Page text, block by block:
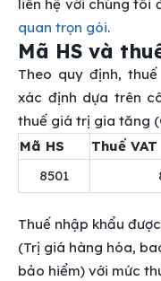
liên hệ với chúng tôi
quan trọn gói.
Mã HS và
Theo quy định,
xác định dựa trên
thuế giá trị gia tăng
Mã HS
Thuế VAT
8501
Thuế nhập khẩu
(Trị giá hàng hóa,
bảo hiểm) với mức